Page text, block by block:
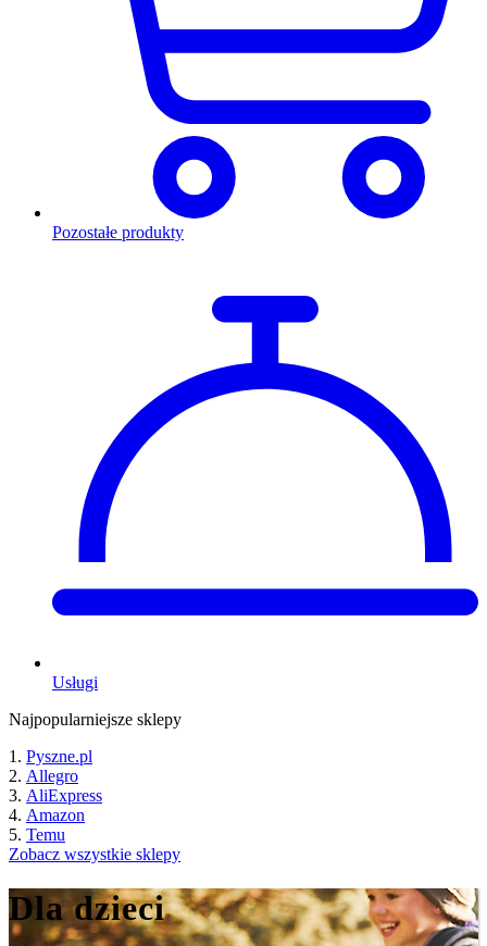
Pozostałe produkty
Usługi
Najpopularniejsze sklepy
Pyszne.pl
Allegro
AliExpress
Amazon
Temu
Zobacz wszystkie sklepy
Dla dzieci